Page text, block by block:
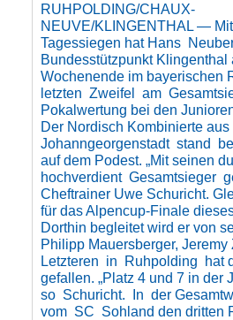
RUHPOLDING/CHAUX-
NEUVE/KLINGENTHAL —
Tagessiegen hat Hans
Bundesstützpunkt Klingenthal
Wochenende im bayerischen
letzten Zweifel am
Pokalwertung bei den
Der Nordisch Kombinierte aus
Johanngeorgenstadt stand
auf dem Podest. „Mit seinen
hochverdient Gesamtsieger
Cheftrainer Uwe Schuricht.
für das Alpencup-Finale
Dorthin begleitet wird er von
Philipp Mauersberger,
Letzteren in Ruhpolding hat
gefallen. „Platz 4 und 7 in der
so Schuricht. In der
vom SC Sohland den dritten